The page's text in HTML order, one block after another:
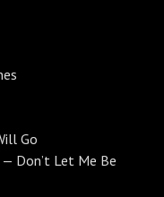
Go
Don’t Let Me Be